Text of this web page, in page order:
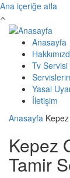
Ana içeriğe atla
Anasayfa
Tv
Yasal
İletişim
Anasayfa
Kepez
Tamir